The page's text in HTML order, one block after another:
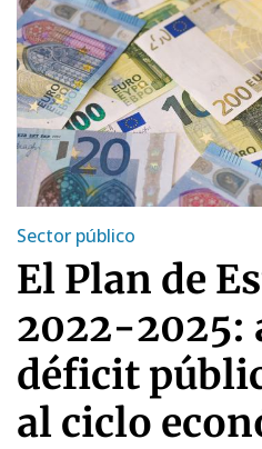
Sector público
El Plan de
2022-2025:
déficit
al ciclo